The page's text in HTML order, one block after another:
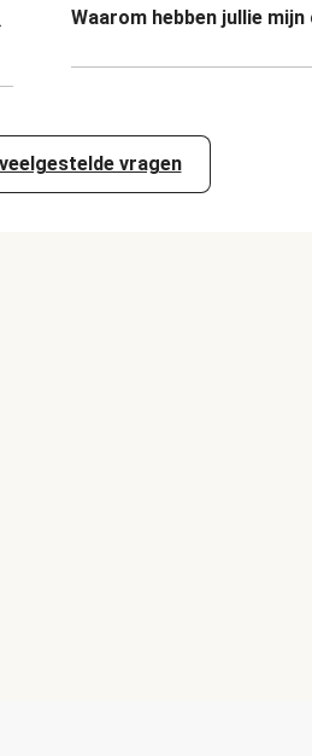
Waarom hebben jullie
vragen